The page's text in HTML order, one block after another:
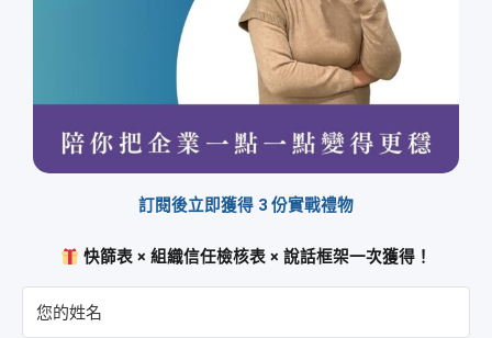
訂閱後立即獲得 3 份實戰禮物
快篩表 × 組織信任檢核表 × 說話框架一次獲得！